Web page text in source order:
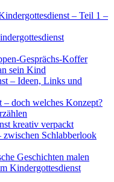
– Teil 1 –
Gesprächs-Koffer
sein Kind
– Ideen, Links und
– doch welches Konzept?
kreativ verpackt
Schlabberlook
Geschichten malen
Kindergottesdienst